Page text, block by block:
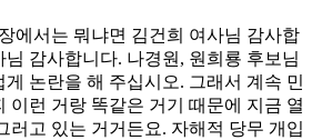
에서는 뭐냐면 김건희 여사님 감사합
감사합니다. 나경원, 원희룡 후보님
논란을 해 주십시오. 그래서 계속 민
이런 거랑 똑같은 거기 때문에 지금 열
러고 있는 거거든요. 자해적 당무 개입